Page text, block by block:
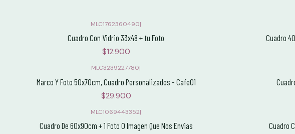
MLC1762360490|
Cuadro Con Vidrio 33x48 + tu Foto
$12.900
Cuadro
MLC3239227780|
Marco Y Foto 50x70cm, Cuadro Personalizados - Cafe01
$29.900
MLC1069443352|
Cuadro De 60x90cm + 1 Foto O Imagen Que Nos Envias
Cuadro